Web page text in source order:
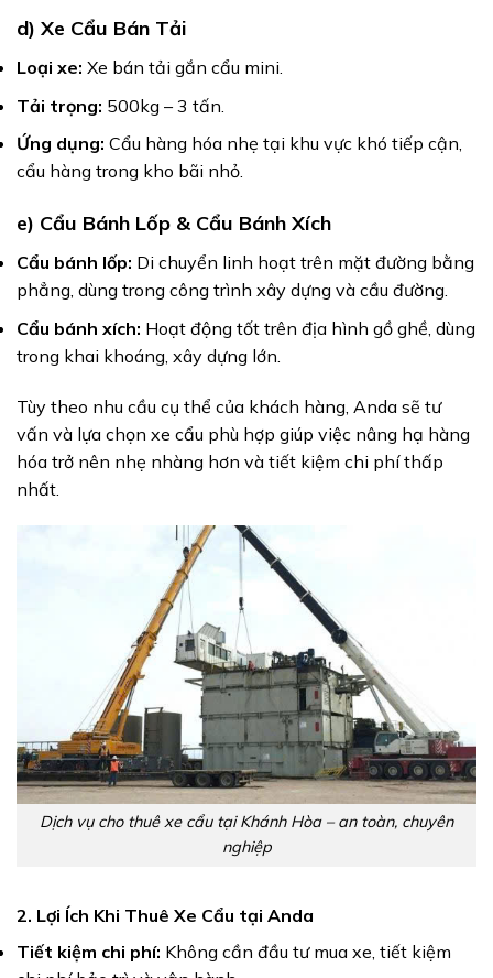
d) Xe Cẩu Bán Tải
Loại xe: Xe bán tải gắn cẩu mini.
Tải trọng: 500kg – 3 tấn.
Ứng dụng: Cẩu hàng hóa nhẹ tại khu vực khó tiếp cận,
cẩu hàng trong kho bãi nhỏ.
e) Cẩu Bánh Lốp & Cẩu Bánh Xích
Cẩu bánh lốp: Di chuyển linh hoạt trên mặt đường bằng
phẳng, dùng trong công trình xây dựng và cầu đường.
Cẩu bánh xích: Hoạt động tốt trên địa hình gồ ghề, dùng
trong khai khoáng, xây dựng lớn.
Tùy theo nhu cầu cụ thể của khách hàng, Anda sẽ tư
vấn và lựa chọn xe cẩu phù hợp giúp việc nâng hạ hàng
hóa trở nên nhẹ nhàng hơn và tiết kiệm chi phí thấp
nhất.
Dịch vụ cho thuê xe cẩu tại Khánh Hòa – an toàn, chuyên
nghiệp
2. Lợi Ích Khi Thuê Xe Cẩu tại Anda
Tiết kiệm chi phí: Không cần đầu tư mua xe, tiết kiệm